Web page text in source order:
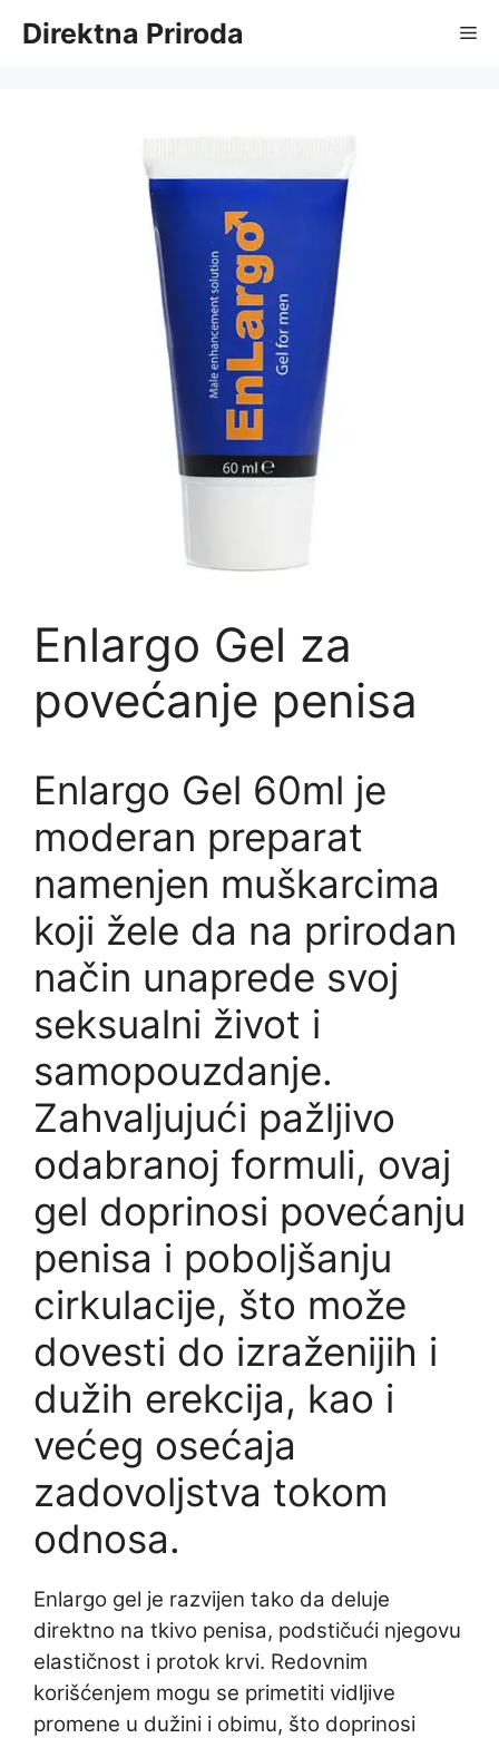
Direktna Priroda
Enlargo Gel za
povećanje penisa
Enlargo Gel 60ml je
moderan preparat
namenjen muškarcima
koji žele da na prirodan
način unaprede svoj
seksualni život i
samopouzdanje.
Zahvaljujući pažljivo
odabranoj formuli, ovaj
gel doprinosi povećanju
penisa i poboljšanju
cirkulacije, što može
dovesti do izraženijih i
dužih erekcija, kao i
većeg osećaja
zadovoljstva tokom
odnosa.
Enlargo gel je razvijen tako da deluje
direktno na tkivo penisa, podstičući njegovu
elastičnost i protok krvi. Redovnim
korišćenjem mogu se primetiti vidljive
promene u dužini i obimu, što doprinosi